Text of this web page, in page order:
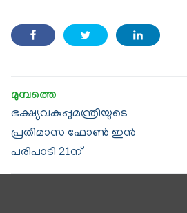
ഭക്ഷ്യവകുപ്പുമന്ത്രിയുടെ
പ്രതിമാസ ഫോൺ ഇൻ
പരിപാടി 21ന്